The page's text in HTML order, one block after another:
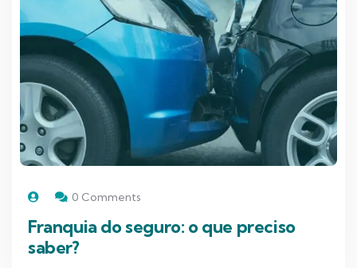
0 Comments
Franquia do seguro: o que preciso
saber?